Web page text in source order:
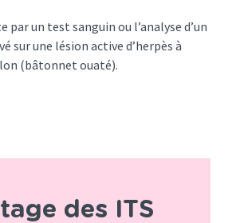
par un test sanguin ou l’analyse d’un
sur une lésion active d’herpès à
(bâtonnet ouaté).
des ITS